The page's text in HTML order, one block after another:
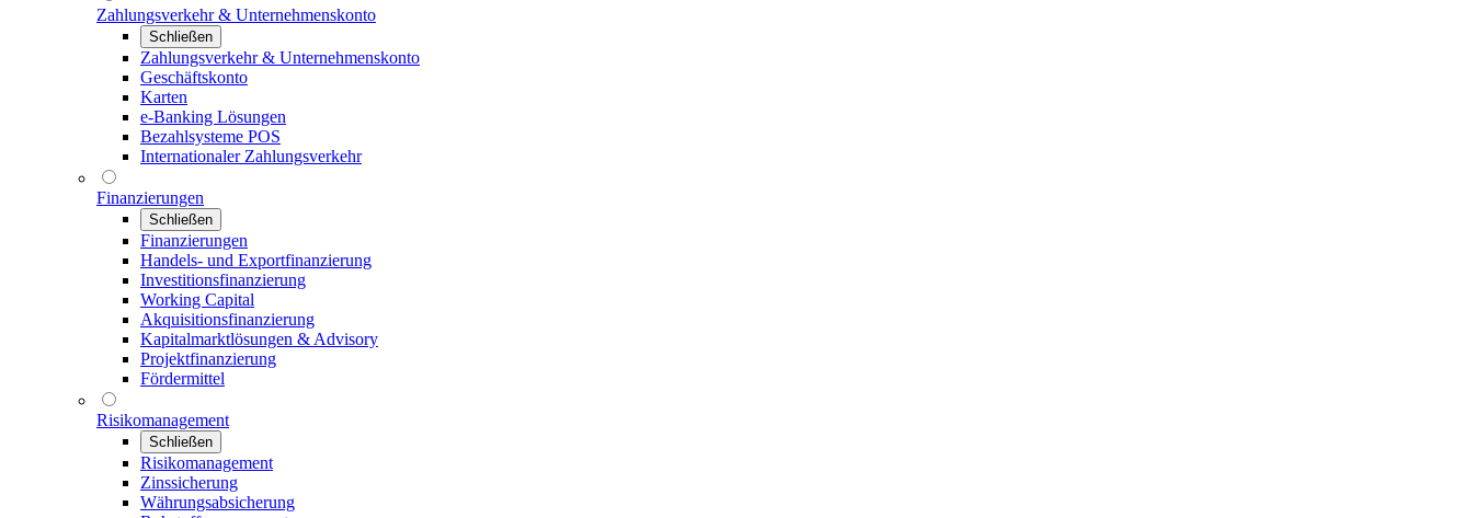
Zahlungsverkehr & Unternehmenskonto
Schließen
Zahlungsverkehr & Unternehmenskonto
Geschäftskonto
Karten
e-Banking Lösungen
Bezahlsysteme POS
Internationaler Zahlungsverkehr
Finanzierungen
Schließen
Finanzierungen
Handels- und Exportfinanzierung
Investitionsfinanzierung
Working Capital
Akquisitionsfinanzierung
Kapitalmarktlösungen & Advisory
Projektfinanzierung
Fördermittel
Risikomanagement
Schließen
Risikomanagement
Zinssicherung
Währungsabsicherung